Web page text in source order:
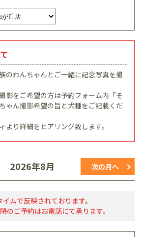
のわんちゃんとご一緒に記念写真を撮
影をご希望の方は予約フォーム内「そ
ゃん撮影希望の旨と犬種をご記載くだ
より詳細をヒアリング致します。
2026年8月 次の月へ
ムで反映されております。
ご予約はお電話にて承ります。